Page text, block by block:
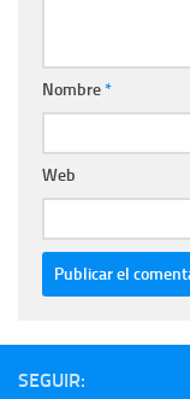
Nombre*
Web
SEGUIR: